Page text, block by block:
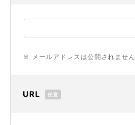
※ メールアドレスは公開されません
URL 任意